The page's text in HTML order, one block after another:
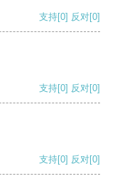
支持[0] 反对[0]
支持[0] 反对[0]
支持[0] 反对[0]